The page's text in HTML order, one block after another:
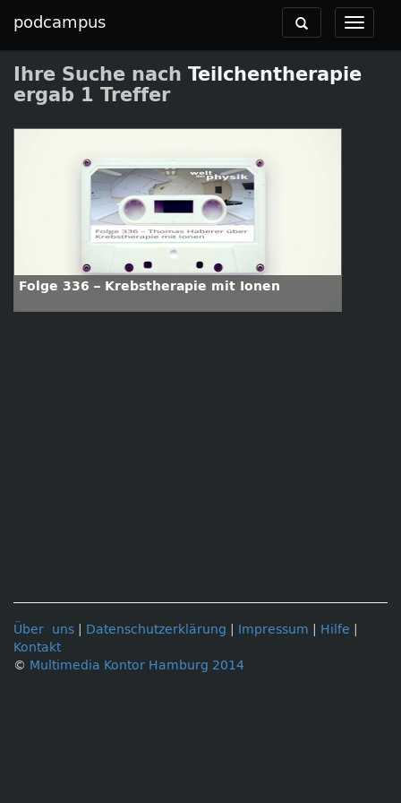
podcampus
Toggle
Toggle
navigation
Ihre Suche nach Teilchentherapie
ergab 1 Treffer
Folge 336 – Krebstherapie mit Ionen
Über uns Datenschutzerklärung Impressum Hilfe
Kontakt
© Multimedia Kontor Hamburg 2014